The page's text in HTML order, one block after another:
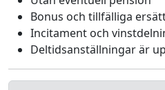
Bonus och tillfälliga
Incitament och
Deltidsanställningar är